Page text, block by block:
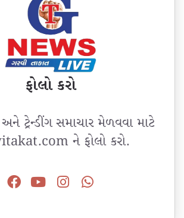
ફોલો કરો
ટ્રેન્ડીંગ સમાચાર મેળવવા માટે
ને ફોલો કરો.